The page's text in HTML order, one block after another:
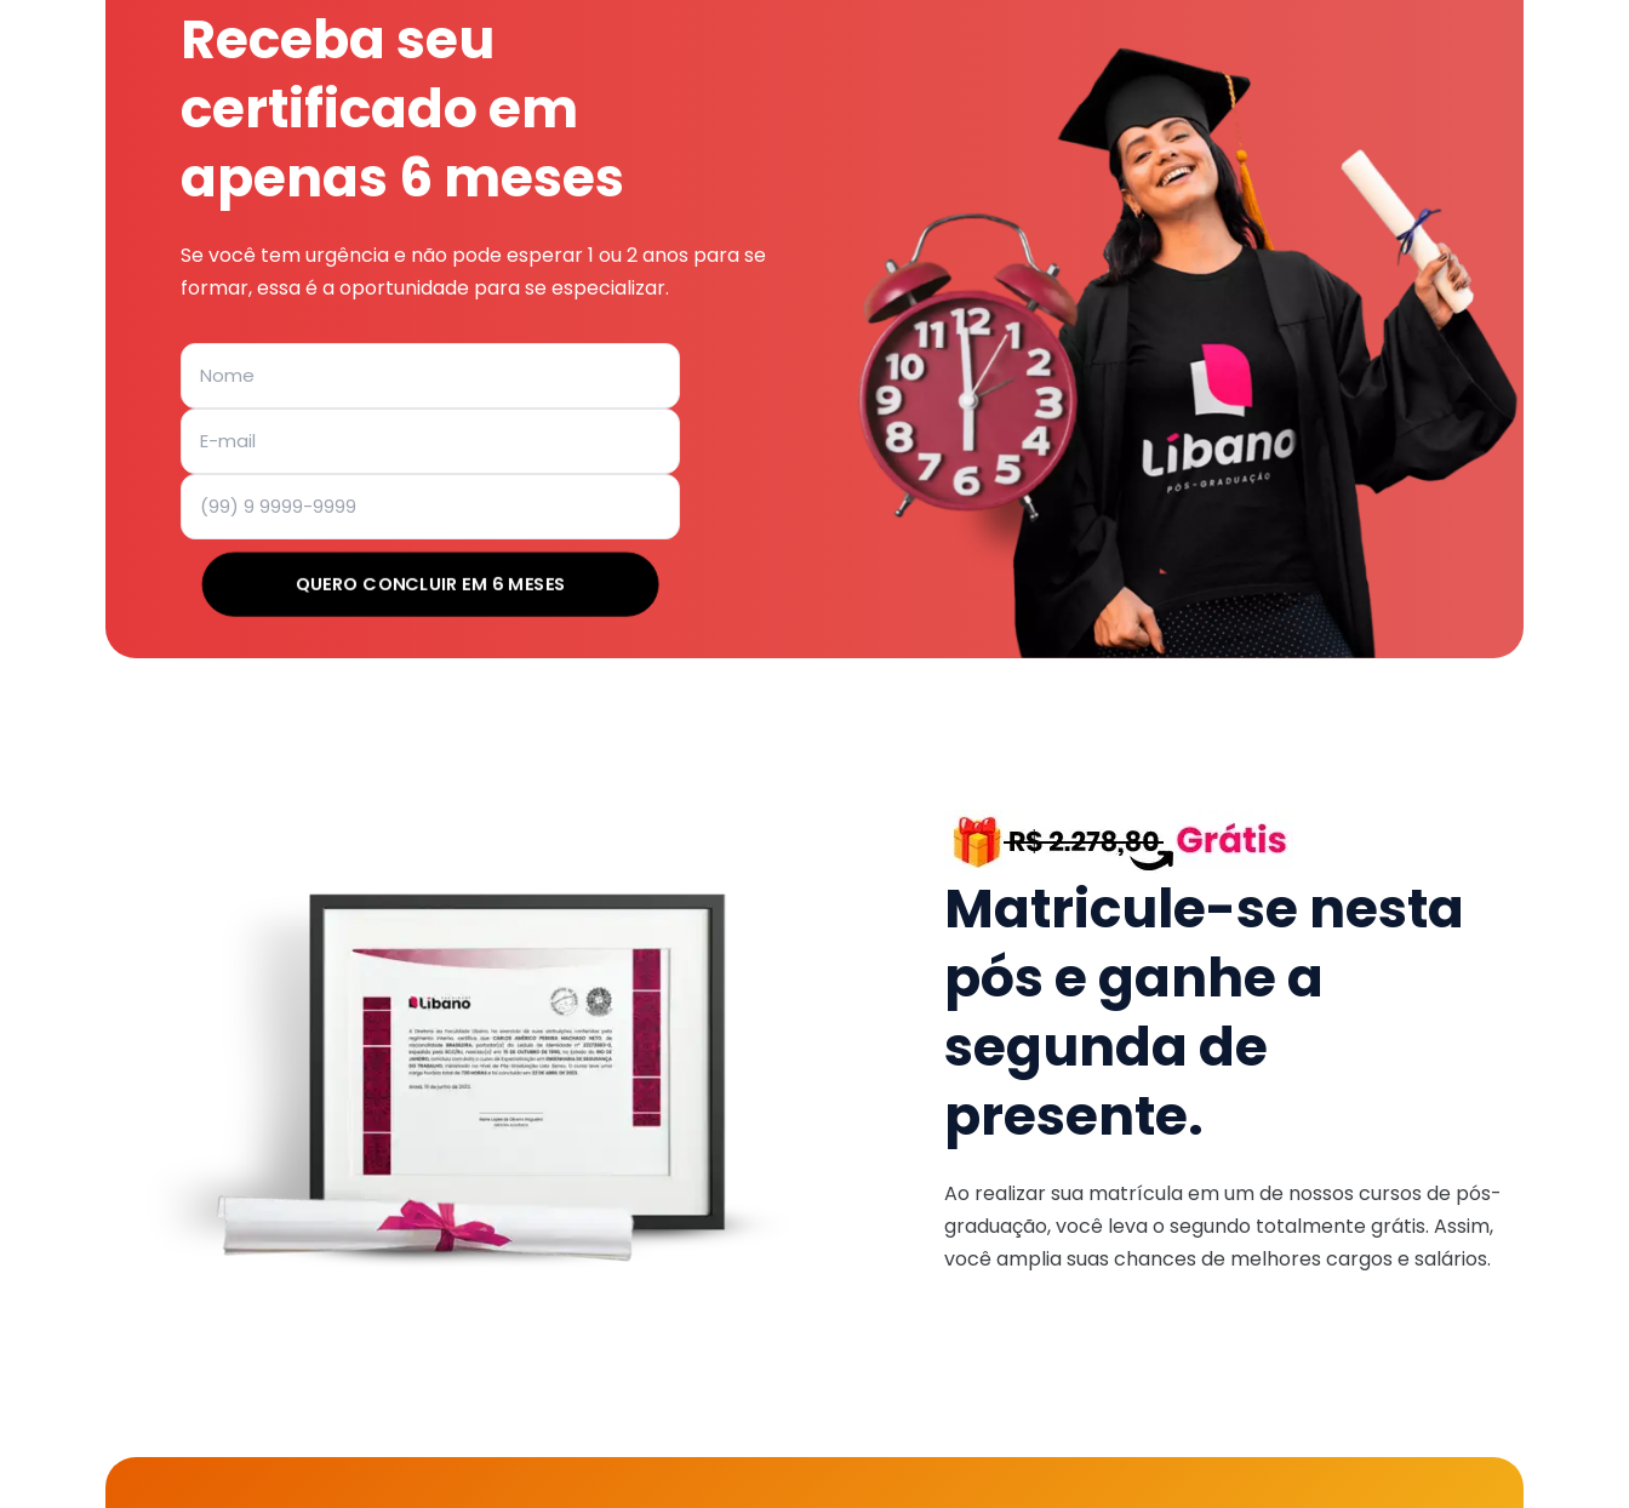
Receba seu
certificado em
apenas 6 meses
Se você tem urgência e não pode esperar 1 ou 2 anos para se
formar, essa é a oportunidade para se especializar.
QUERO CONCLUIR EM 6 MESES
Matricule-se nesta
pós e ganhe a
segunda de
presente.
Ao realizar sua matrícula em um de nossos cursos de pós-
graduação, você leva o segundo totalmente grátis. Assim,
você amplia suas chances de melhores cargos e salários.